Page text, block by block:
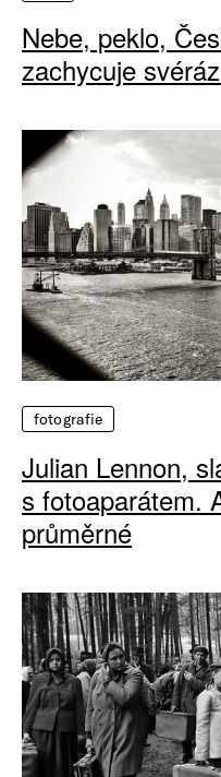
Nebe, peklo,
zachycuje
fotografie
Julian Lennon,
s fotoaparátem.
průměrné